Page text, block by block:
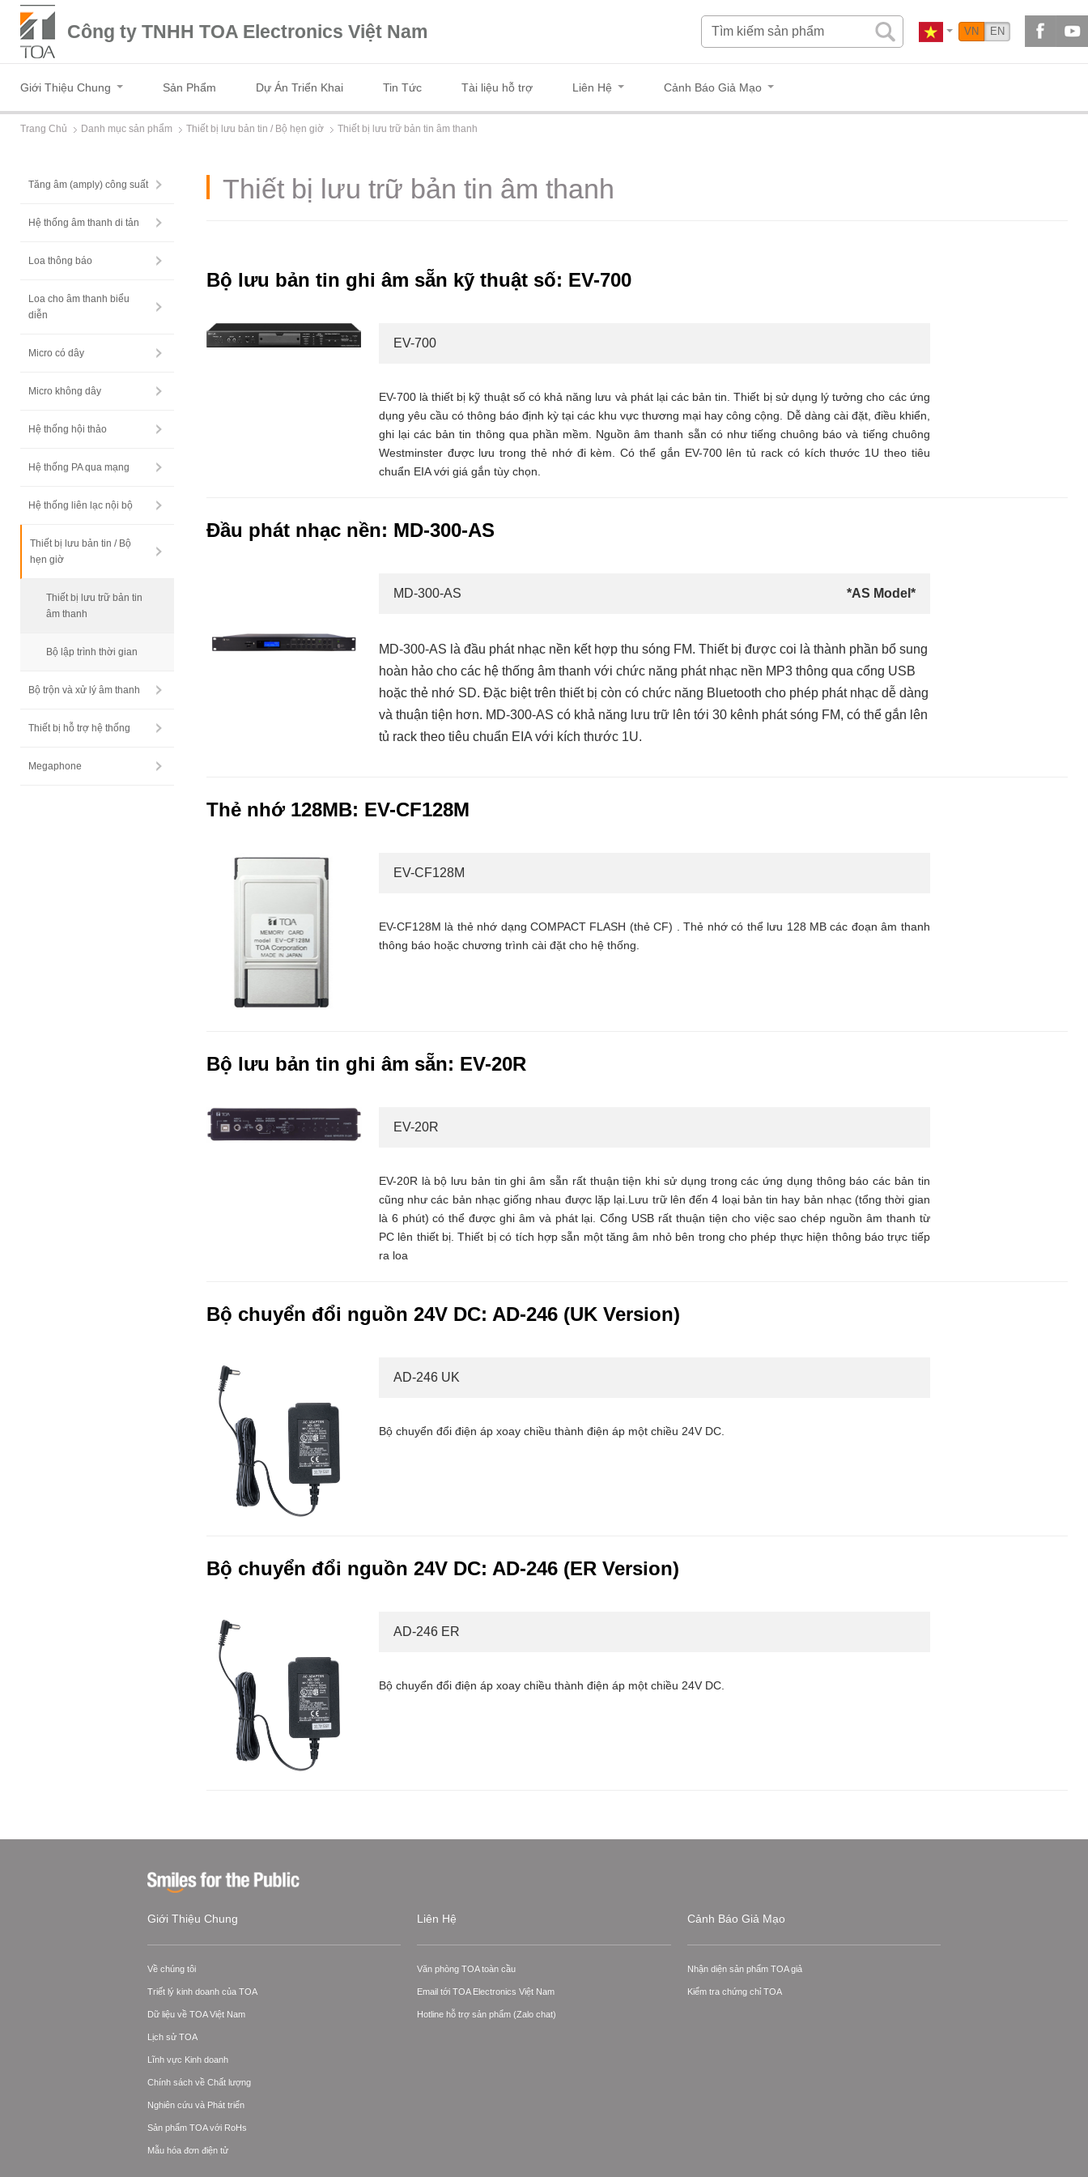
Công ty TNHH TOA Electronics Việt Nam VN EN
Giới Thiệu Chung Sản Phẩm Dự Án Triển Khai Tin Tức Tài liệu hỗ trợ Liên Hệ Cảnh Báo Giả Mạo
Trang Chủ Danh mục sản phẩm Thiết bị lưu bản tin / Bộ hẹn giờ Thiết bị lưu trữ bản tin âm thanh
Thiết bị lưu trữ bản tin âm thanh
Bộ lưu bản tin ghi âm sẵn kỹ thuật số: EV-700
EV-700
EV-700 là thiết bị kỹ thuật số có khả năng lưu và phát lại các bản tin. Thiết bị sử dụng lý tưởng cho các ứng
dụng yêu cầu có thông báo định kỳ tại các khu vực thương mại hay công cộng. Dễ dàng cài đặt, điều khiển,
ghi lại các bản tin thông qua phần mềm. Nguồn âm thanh sẵn có như tiếng chuông báo và tiếng chuông
Westminster được lưu trong thẻ nhớ đi kèm. Có thể gắn EV-700 lên tủ rack có kích thước 1U theo tiêu
chuẩn EIA với giá gắn tùy chọn.
Đầu phát nhạc nền: MD-300-AS
MD-300-AS *AS Model*
MD-300-AS là đầu phát nhạc nền kết hợp thu sóng FM. Thiết bị được coi là thành phần bổ sung
hoàn hảo cho các hệ thống âm thanh với chức năng phát nhạc nền MP3 thông qua cổng USB
hoặc thẻ nhớ SD. Đặc biệt trên thiết bị còn có chức năng Bluetooth cho phép phát nhạc dễ dàng
và thuận tiện hơn. MD-300-AS có khả năng lưu trữ lên tới 30 kênh phát sóng FM, có thể gắn lên
tủ rack theo tiêu chuẩn EIA với kích thước 1U.
Thẻ nhớ 128MB: EV-CF128M
EV-CF128M
EV-CF128M là thẻ nhớ dạng COMPACT FLASH (thẻ CF) . Thẻ nhớ có thể lưu 128 MB các đoạn âm thanh
thông báo hoặc chương trình cài đặt cho hệ thống.
Bộ lưu bản tin ghi âm sẵn: EV-20R
EV-20R
EV-20R là bộ lưu bản tin ghi âm sẵn rất thuận tiện khi sử dụng trong các ứng dụng thông báo các bản tin
cũng như các bản nhạc giống nhau được lặp lại.Lưu trữ lên đến 4 loại bản tin hay bản nhạc (tổng thời gian
là 6 phút) có thể được ghi âm và phát lại. Cổng USB rất thuận tiện cho việc sao chép nguồn âm thanh từ
PC lên thiết bị. Thiết bị có tích hợp sẵn một tăng âm nhỏ bên trong cho phép thực hiện thông báo trực tiếp
ra loa
Bộ chuyển đổi nguồn 24V DC: AD-246 (UK Version)
AD-246 UK
Bộ chuyển đổi điện áp xoay chiều thành điện áp một chiều 24V DC.
Bộ chuyển đổi nguồn 24V DC: AD-246 (ER Version)
AD-246 ER
Bộ chuyển đổi điện áp xoay chiều thành điện áp một chiều 24V DC.
Tăng âm (amply) công suất
Hệ thống âm thanh di tản
Loa thông báo
Loa cho âm thanh biểu
diễn
Micro có dây
Micro không dây
Hệ thống hội thảo
Hệ thống PA qua mạng
Hệ thống liên lạc nội bộ
Thiết bị lưu bản tin / Bộ
hẹn giờ
Thiết bị lưu trữ bản tin
âm thanh
Bộ lập trình thời gian
Bộ trộn và xử lý âm thanh
Thiết bị hỗ trợ hệ thống
Megaphone
Giới Thiệu Chung
Về chúng tôi
Triết lý kinh doanh của TOA
Dữ liệu về TOA Việt Nam
Lịch sử TOA
Lĩnh vực Kinh doanh
Chính sách về Chất lượng
Nghiên cứu và Phát triển
Sản phẩm TOA với RoHs
Mẫu hóa đơn điện tử
Liên Hệ
Văn phòng TOA toàn cầu
Email tới TOA Electronics Việt Nam
Hotline hỗ trợ sản phẩm (Zalo chat)
Cảnh Báo Giả Mạo
Nhận diện sản phẩm TOA giả
Kiểm tra chứng chỉ TOA